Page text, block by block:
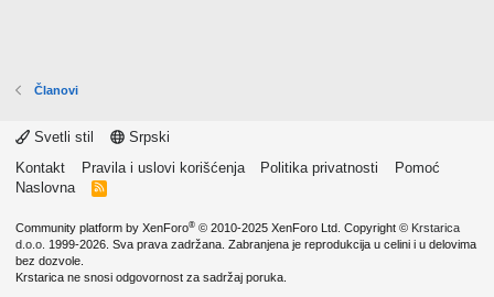
Članovi
Svetli stil
Srpski
Kontakt
Pravila i uslovi korišćenja Politika privatnosti
Pomoć
Naslovna
R
Community platform by XenForo® © 2010-2025 XenForo Ltd. Copyright © Krstarica
d.o.o. 1999-2026. Sva prava zadržana. Zabranjena je reprodukcija u celini i u delovima
bez dozvole.
Krstarica ne snosi odgovornost za sadržaj poruka.